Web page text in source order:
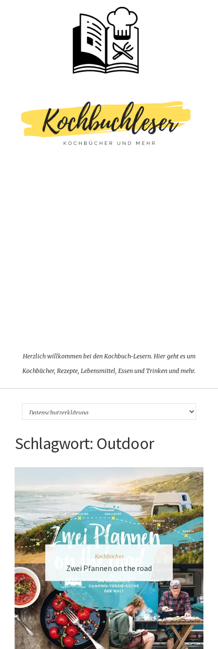
Herzlich willkommen bei den Kochbuch-Lesern. Hier geht es um
Kochbücher, Rezepte, Lebensmittel, Essen und Trinken und mehr.
Schlagwort: Outdoor
Kochbücher
Zwei Pfannen on the road